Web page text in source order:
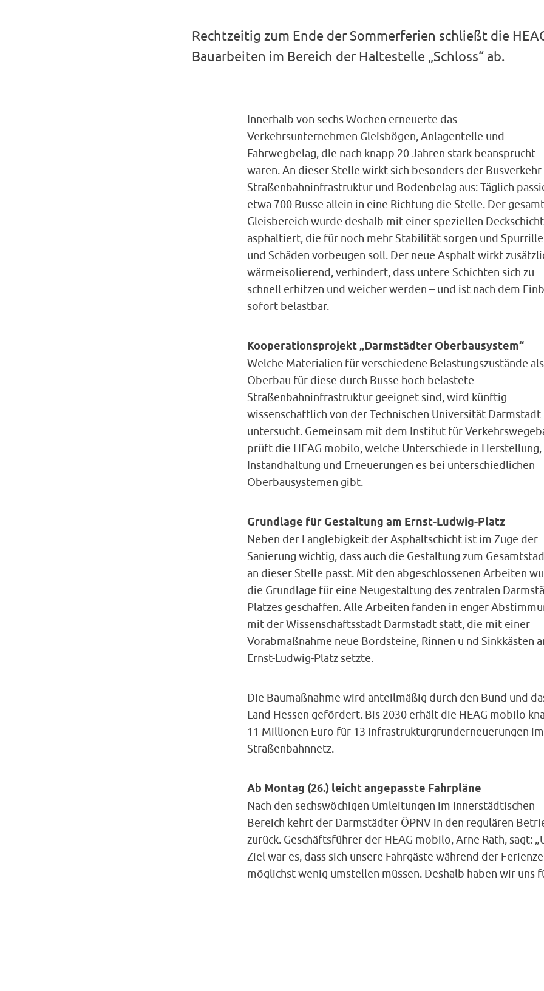
Rechtzeitig zum Ende der Sommerferien schließt die
Bauarbeiten im Bereich der Haltestelle „Schloss“ ab.
Innerhalb von sechs Wochen erneuerte das
Verkehrsunternehmen Gleisbögen, Anlagenteile und
Fahrwegbelag, die nach knapp 20 Jahren stark beansprucht
waren. An dieser Stelle wirkt sich besonders der Busverkehr
Straßenbahninfrastruktur und Bodenbelag aus: Täglich
etwa 700 Busse allein in eine Richtung die Stelle. Der
Gleisbereich wurde deshalb mit einer speziellen Deckschicht
asphaltiert, die für noch mehr Stabilität sorgen und
und Schäden vorbeugen soll. Der neue Asphalt wirkt
wärmeisolierend, verhindert, dass untere Schichten sich zu
schnell erhitzen und weicher werden – und ist nach dem
sofort belastbar.
Kooperationsprojekt „Darmstädter Oberbausystem“
Welche Materialien für verschiedene Belastungszustände als
Oberbau für diese durch Busse hoch belastete
Straßenbahninfrastruktur geeignet sind, wird künftig
wissenschaftlich von der Technischen Universität Darmstadt
untersucht. Gemeinsam mit dem Institut für
prüft die HEAG mobilo, welche Unterschiede in Herstellung,
Instandhaltung und Erneuerungen es bei unterschiedlichen
Oberbausystemen gibt.
Grundlage für Gestaltung am Ernst-Ludwig-Platz
Neben der Langlebigkeit der Asphaltschicht ist im Zuge der
Sanierung wichtig, dass auch die Gestaltung zum
an dieser Stelle passt. Mit den abgeschlossenen Arbeiten
die Grundlage für eine Neugestaltung des zentralen
Platzes geschaffen. Alle Arbeiten fanden in enger
mit der Wissenschaftsstadt Darmstadt statt, die mit einer
Vorabmaßnahme neue Bordsteine, Rinnen u nd Sinkkästen
Ernst-Ludwig-Platz setzte.
Die Baumaßnahme wird anteilmäßig durch den Bund und
Land Hessen gefördert. Bis 2030 erhält die HEAG mobilo
11 Millionen Euro für 13 Infrastrukturgrunderneuerungen im
Straßenbahnnetz.
Ab Montag (26.) leicht angepasste Fahrpläne
Nach den sechswöchigen Umleitungen im innerstädtischen
Bereich kehrt der Darmstädter ÖPNV in den regulären
zurück. Geschäftsführer der HEAG mobilo, Arne Rath, sagt:
Ziel war es, dass sich unsere Fahrgäste während der
möglichst wenig umstellen müssen. Deshalb haben wir uns